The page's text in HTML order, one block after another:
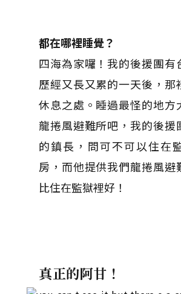
都在哪裡睡覺？
四海為家囉！我的後援團有
歷經又長又累的一天後，那
休息之處。睡過最怪的地方
龍捲風避難所吧，我的後援
的鎮長，問可不可以住在
房，而他提供我們龍捲風避
比住在監獄裡好！
真正的阿甘！